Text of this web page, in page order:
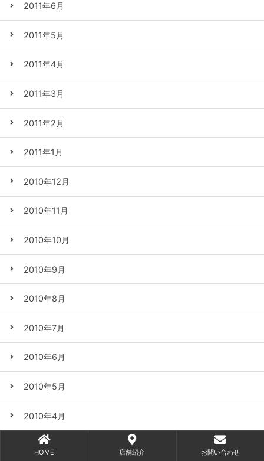
2011年6月
2011年5月
2011年4月
2011年3月
2011年2月
2011年1月
2010年12月
2010年11月
2010年10月
2010年9月
2010年8月
2010年7月
2010年6月
2010年5月
2010年4月
2010年3月
HOME 店舗紹介 お問い合わせ